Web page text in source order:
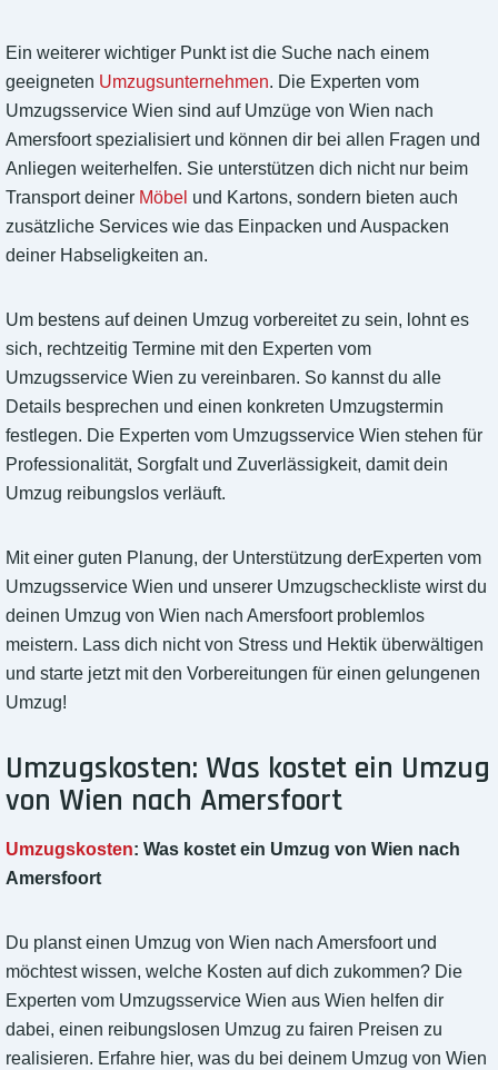
Ein weiterer wichtiger Punkt ist die Suche nach einem
geeigneten Umzugsunternehmen. Die Experten vom
Umzugsservice Wien sind auf Umzüge von Wien nach
Amersfoort spezialisiert und können dir bei allen Fragen und
Anliegen weiterhelfen. Sie unterstützen dich nicht nur beim
Transport deiner Möbel und Kartons, sondern bieten auch
zusätzliche Services wie das Einpacken und Auspacken
deiner Habseligkeiten an.
Um bestens auf deinen Umzug vorbereitet zu sein, lohnt es
sich, rechtzeitig Termine mit den Experten vom
Umzugsservice Wien zu vereinbaren. So kannst du alle
Details besprechen und einen konkreten Umzugstermin
festlegen. Die Experten vom Umzugsservice Wien stehen für
Professionalität, Sorgfalt und Zuverlässigkeit, damit dein
Umzug reibungslos verläuft.
Mit einer guten Planung, der Unterstützung derExperten vom
Umzugsservice Wien und unserer Umzugscheckliste wirst du
deinen Umzug von Wien nach Amersfoort problemlos
meistern. Lass dich nicht von Stress und Hektik überwältigen
und starte jetzt mit den Vorbereitungen für einen gelungenen
Umzug!
Umzugskosten: Was kostet ein Umzug
von Wien nach Amersfoort
Umzugskosten: Was kostet ein Umzug von Wien nach
Amersfoort
Du planst einen Umzug von Wien nach Amersfoort und
möchtest wissen, welche Kosten auf dich zukommen? Die
Experten vom Umzugsservice Wien aus Wien helfen dir
dabei, einen reibungslosen Umzug zu fairen Preisen zu
realisieren. Erfahre hier, was du bei deinem Umzug von Wien